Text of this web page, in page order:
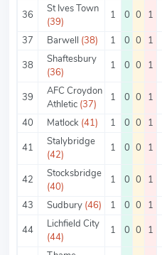
36
St Ives Town
(39)
1 0 0 1
37
Barwell (38) 1 0 0 1
38
Shaftesbury
(36)
1 0 0 1
39
AFC Croydon
Athletic (37)
1 0 0 1
40
Matlock (41) 1 0 0 1
41
Stalybridge
(42)
1 0 0 1
42
Stocksbridge
(40)
1 0 0 1
43
Sudbury (46) 1 0 0 1
44
Lichfield City
(44)
1 0 0 1